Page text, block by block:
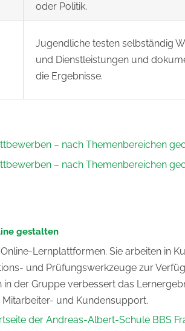
oder Politik.
Jugendliche testen selbständig
und Dienstleistungen und
die Ergebnisse.
– nach Themenbereichen
– nach Themenbereichen
gestalten
Lernplattformen. Sie arbeiten in
und Prüfungswerkzeuge zur
in der Gruppe verbessert das
und Kundensupport.
der Andreas-Albert-Schule BBS